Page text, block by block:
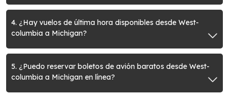
4. ¿Hay vuelos de última hora disponibles desde West-
columbia a Michigan?
5. ¿Puedo reservar boletos de avión baratos desde West-
columbia a Michigan en línea?